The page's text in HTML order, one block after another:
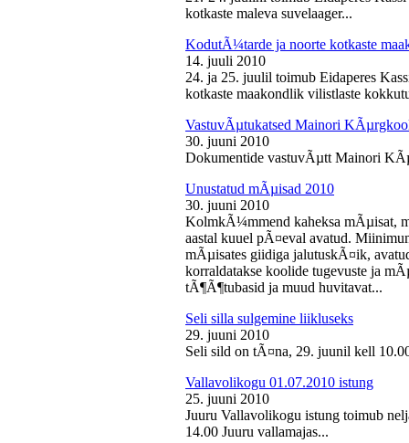
kotkaste maleva suvelaager...
KodutÃ¼tarde ja noorte kotkaste
14. juuli 2010
24. ja 25. juulil toimub Eidaperes
kotkaste maakondlik vilistlaste
VastuvÃµtukatsed Mainori
30. juuni 2010
Dokumentide vastuvÃµtt Mainori
Unustatud mÃµisad 2010
30. juuni 2010
KolmkÃ¼mmend kaheksa mÃµisat,
aastal kuuel pÃ¤eval avatud.
mÃµisates giidiga jalutuskÃ¤ik,
korraldatakse koolide tugevuste ja
tÃ¶Ã¶tubasid ja muud huvitavat...
Seli silla sulgemine liikluseks
29. juuni 2010
Seli sild on tÃ¤na, 29. juunil kell
Vallavolikogu 01.07.2010 istung
25. juuni 2010
Juuru Vallavolikogu istung toimub
14.00 Juuru vallamajas...